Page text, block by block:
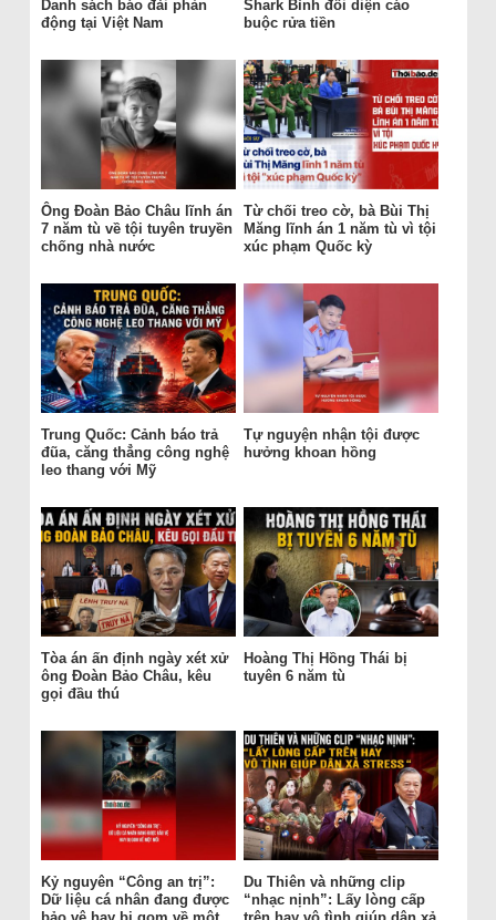
Danh sách báo đài phản
động tại Việt Nam
Shark Bình đối diện cáo
buộc rửa tiền
Ông Đoàn Bảo Châu lĩnh án
7 năm tù về tội tuyên truyền
chống nhà nước
Từ chối treo cờ, bà Bùi Thị
Măng lĩnh án 1 năm tù vì tội
xúc phạm Quốc kỳ
Trung Quốc: Cảnh báo trả
đũa, căng thẳng công nghệ
leo thang với Mỹ
Tự nguyện nhận tội được
hưởng khoan hồng
Tòa án ấn định ngày xét xử
ông Đoàn Bảo Châu, kêu
gọi đầu thú
Hoàng Thị Hồng Thái bị
tuyên 6 năm tù
Kỷ nguyên “Công an trị”:
Dữ liệu cá nhân đang được
Du Thiên và những clip
“nhạc nịnh”: Lấy lòng cấp